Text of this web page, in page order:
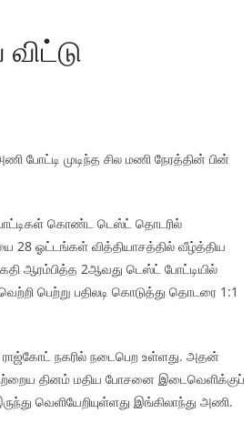
போட்டி முடிந்த சில மணி நேரத்தின் பின்
போட்டிகள் கொண்ட டெஸ்ட் தொடரில்
28 ஓட்டங்கள் வித்தியாசத்தில் வீழ்த்திய
ஆரம்பித்த 2ஆவது டெஸ்ட் போட்டியில்
பெற்று பதிலடி கொடுத்து தொடரை 1:1
ராஜ்கோட் நகரில் நடைபெற உள்ளது. அதன்
நேற்றைய தினம் மதிய போசனை இடைவெளிக்குப்
வெளியேறியுள்ளது இங்கிலாந்து அணி.